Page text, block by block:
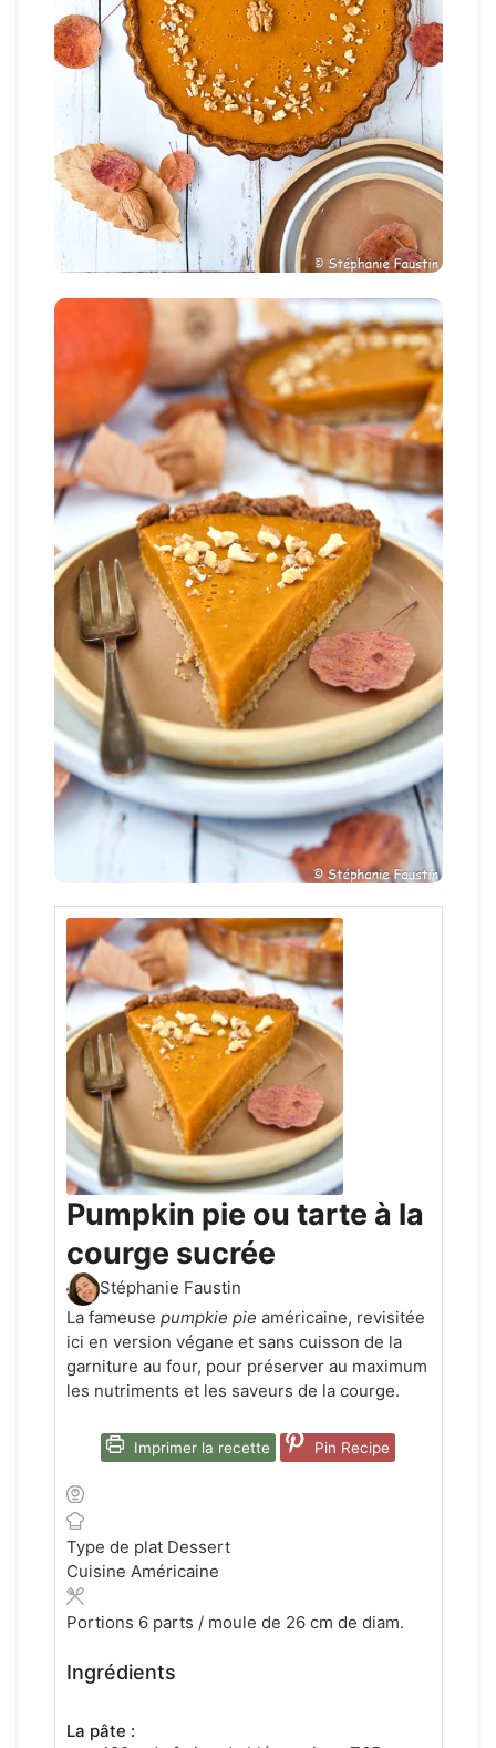
Pumpkin pie ou tarte à la
courge sucrée
Stéphanie Faustin
La fameuse pumpkie pie américaine, revisitée
ici en version végane et sans cuisson de la
garniture au four, pour préserver au maximum
les nutriments et les saveurs de la courge.
Imprimer la recette Pin Recipe
Type de plat Dessert
Cuisine Américaine
Portions 6 parts / moule de 26 cm de diam.
Ingrédients
La pâte :